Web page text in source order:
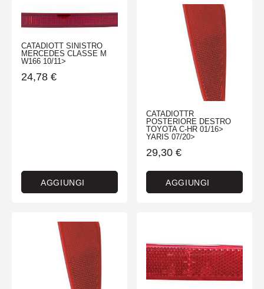
CATADIOTT SINISTRO
MERCEDES CLASSE M
W166 10/11>
24,78 €
AGGIUNGI
CATADIOTTR
POSTERIORE DESTRO
TOYOTA C-HR 01/16>
YARIS 07/20>
29,30 €
AGGIUNGI